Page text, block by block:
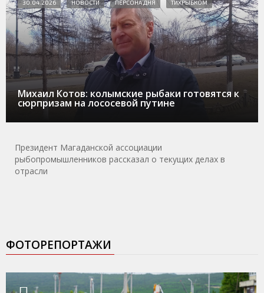
Михаил Котов: колымские рыбаки готовятся к
сюрпризам на лососевой путине
30.04.2026 НОВОСТИ ПЕРСОНА ДНЯ ТИХРЫБКОМ
Президент Магаданской ассоциации
рыбопромышленников рассказал о текущих делах в
отрасли
ФОТОРЕПОРТАЖИ